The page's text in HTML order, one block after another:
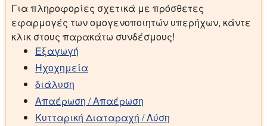
Για πληροφορίες σχετικά με πρόσθετες
εφαρμογές των ομογενοποιητών υπερήχων, κάντε
κλικ στους παρακάτω συνδέσμους!
Εξαγωγή
Ηχοχημεία
διάλυση
Απαέρωση / Απαέρωση
Κυτταρική Διαταραχή / Λύση